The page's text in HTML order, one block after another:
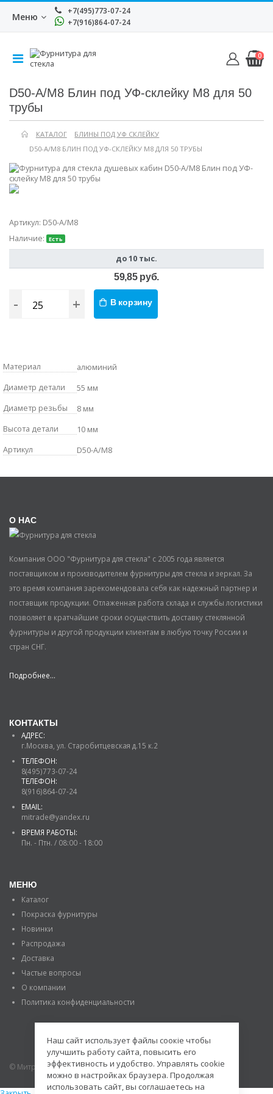
Меню
+7(495)773-07-24
+7(916)864-07-24
0
D50-A/M8 Блин под УФ-склейку М8 для 50
трубы
КАТАЛОГ
БЛИНЫ ПОД УФ СКЛЕЙКУ
D50-A/M8 БЛИН ПОД УФ-СКЛЕЙКУ М8 ДЛЯ 50 ТРУБЫ
Артикул: D50-A/M8
Наличие:
Есть
до 10 тыс.
59,85 руб.
- + В корзину
Материал
алюминий
Диаметр детали
55 мм
Диаметр резьбы
8 мм
Высота детали
10 мм
Артикул
D50-A/M8
О НАС
Компания ООО "Фурнитура для стекла" с 2005 года является
поставщиком и производителем фурнитуры для стекла и зеркал. За
это время компания зарекомендовала себя как надежный партнер и
поставщик продукции. Отлаженная работа склада и службы логистики
позволяет в кратчайшие сроки осуществить доставку стеклянной
фурнитуры и другой продукции клиентам в любую точку России и
стран СНГ.
Подробнее...
КОНТАКТЫ
АДРЕС:
г.Москва, ул. Старобитцевская д.15 к.2
ТЕЛЕФОН:
8(495)773-07-24
ТЕЛЕФОН:
8(916)864-07-24
EMAIL:
mitrade@yandex.ru
ВРЕМЯ РАБОТЫ:
Пн. - Птн. / 08:00 - 18:00
МЕНЮ
Каталог
Покраска фурнитуры
Новинки
Распродажа
Доставка
Частые вопросы
О компании
Политика конфиденциальности
© Митраде. 2020. Все права защищены.
Наш сайт использует файлы соокіе чтобы
улучшить работу сайта, повысить его
эффективность и удобство. Управлять cookie
можно в настройках браузера. Продолжая
использовать сайт, вы соглашаетесь на